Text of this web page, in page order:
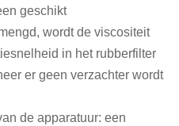
geschikt
wordt de viscositeit
in het rubberfilter
er geen verzachter wordt
de apparatuur: een